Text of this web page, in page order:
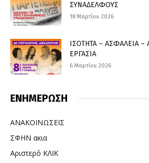
ΣΥΝΑΔΕΛΦΟΥΣ
18 Μαρτίου 2026
ΙΣΟΤΗΤΑ – ΑΣΦΑΛΕΙΑ –
ΕΡΓΑΣΙΑ
6 Μαρτίου 2026
ΕΝΗΜΕΡΩΣΗ
ΑΝΑΚΟΙΝΩΣΕΙΣ
ΣΦΗΝ ακια
Αριστερό ΚΛΙΚ